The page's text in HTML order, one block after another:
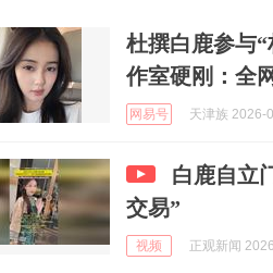
杜撰白鹿参与
作室硬刚：全
网易号 天津族 2026-
白鹿自立
交易”
视频 正观新闻